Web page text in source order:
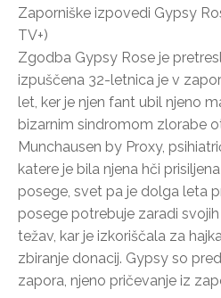
Zaporniške izpovedi Gypsy
TV+)
Zgodba Gypsy Rose je
izpuščena 32-letnica je v
let, ker je njen fant ubil njeno
bizarnim sindromom zlorabe
Munchausen by Proxy,
katere je bila njena hči
posege, svet pa je dolga leta
posege potrebuje zaradi
težav, kar je izkoriščala za
zbiranje donacij. Gypsy so
zapora, njeno pričevanje iz